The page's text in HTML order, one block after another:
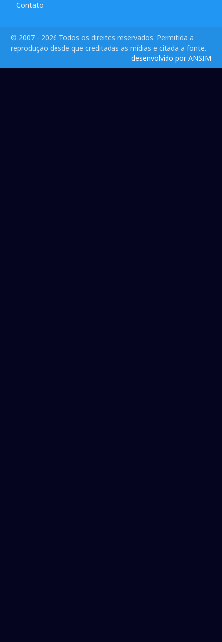
Contato
© 2007 - 2026 Todos os direitos reservados. Permitida a
reprodução desde que creditadas as mídias e citada a fonte.
desenvolvido por ANSIM